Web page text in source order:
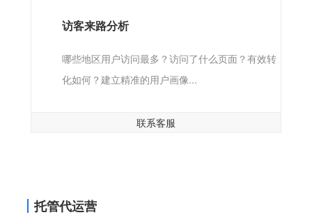
访客来路分析
哪些地区用户访问最多？访问了什么页面？有效转
化如何？建立精准的用户画像...
联系客服
托管代运营